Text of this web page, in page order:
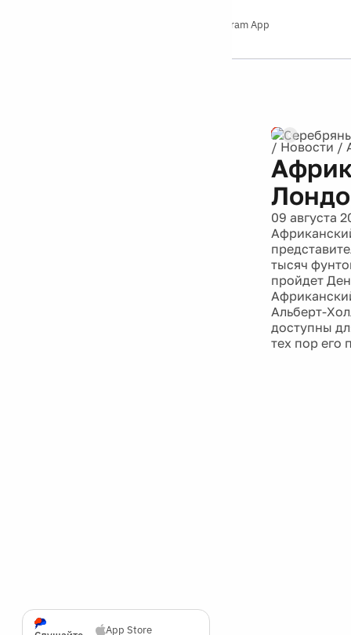
Telegram App
App Store
/ Новости /
09 августа
тысяч
пройдет
Альберт-
доступны
тех пор его